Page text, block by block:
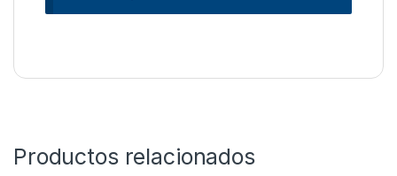
Productos relacionados